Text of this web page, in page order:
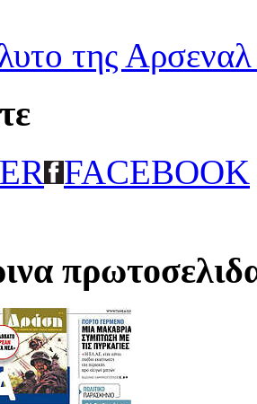
της
FACEBOOK